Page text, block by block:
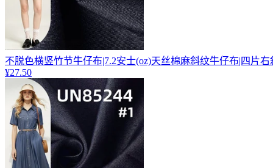
不脱色横竖竹节牛仔布|7.2安士(oz)天丝棉麻斜纹牛仔布|四片
¥27.50